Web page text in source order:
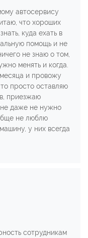
автосервису
что хороших
куда ехать в
помощь и не
не знаю о том,
менять и когда.
и провожу
просто оставляю
приезжаю
даже не нужно
не люблю
у них всегда
сотрудникам